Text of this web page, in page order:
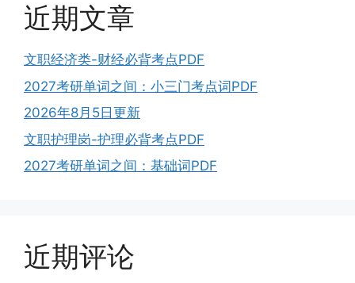
近期文章
文职经济类-财经必背考点PDF
2027考研单词之间：小三门考点词PDF
2026年8月5日更新
文职护理岗-护理必背考点PDF
2027考研单词之间：基础词PDF
近期评论